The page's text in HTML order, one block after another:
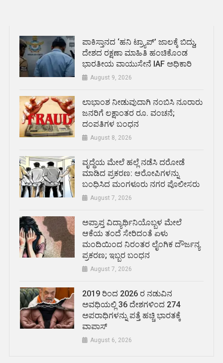
ಪಾಕಿಸ್ತಾನದ ‘ಹನಿ ಟ್ರ್ಯಾಪ್’ ಜಾಲಕ್ಕೆ ಬಿದ್ದು,
ದೇಶದ ರಕ್ಷಣಾ ಮಾಹಿತಿ ಹಂಚಿಕೊಂಡ
ಭಾರತೀಯ ವಾಯುಸೇನೆ IAF ಅಧಿಕಾರಿ
August 9, 2026
ಲಾಭಾಂಶ ನೀಡುವುದಾಗಿ ನಂಬಿಸಿ ನೂರಾರು
ಜನರಿಗೆ ಲಕ್ಷಾಂತರ ರೂ. ವಂಚನೆ;
ದಂಪತಿಗಳ ಬಂಧನ
August 8, 2026
ವೃದ್ಧೆಯ ಮೇಲೆ ಹಲ್ಲೆ ನಡೆಸಿ ದರೋಡೆ
ಮಾಡಿದ ಪ್ರಕರಣ: ಆರೋಪಿಗಳನ್ನು
ಬಂಧಿಸಿದ ಮಂಗಳೂರು ನಗರ ಪೊಲೀಸರು
August 7, 2026
ಅಪ್ರಾಪ್ತ ವಿದ್ಯಾರ್ಥಿನಿಯೊಬ್ಬಳ ಮೇಲೆ
ಆಕೆಯ ತಂದೆ ಸೇರಿದಂತೆ ಏಳು
ಮಂದಿಯಿಂದ ನಿರಂತರ ಲೈಂಗಿಕ ದೌರ್ಜನ್ಯ
ಪ್ರಕರಣ; ಇಬ್ಬರ ಬಂಧನ
August 7, 2026
2019 ರಿಂದ 2026 ರ ನಡುವಿನ
ಅವಧಿಯಲ್ಲಿ 36 ದೇಶಗಳಿಂದ 274
ಅಪರಾಧಿಗಳನ್ನು ಪತ್ತೆ ಹಚ್ಚಿ ಭಾರತಕ್ಕೆ
ವಾಪಾಸ್
August 6, 2026